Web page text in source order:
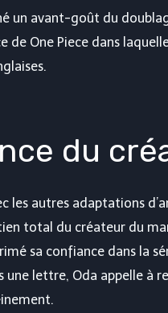
un avant-goût du
de One Piece dans
du
les autres adaptations
total du créateur du
sa confiance dans la
une lettre, Oda appelle à